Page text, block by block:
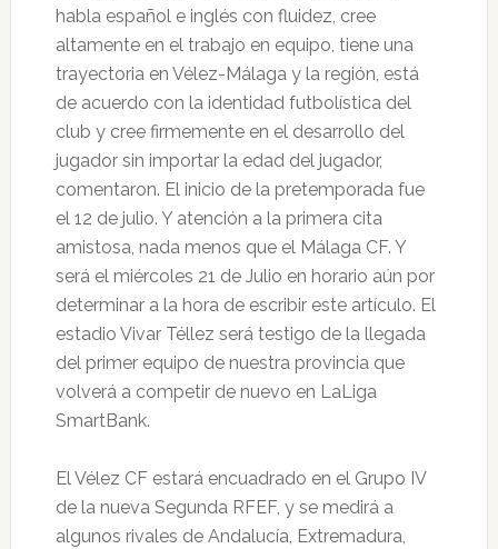
habla español e inglés con fluidez, cree
altamente en el trabajo en equipo, tiene una
trayectoria en Vélez-Málaga y la región, está
de acuerdo con la identidad futbolística del
club y cree firmemente en el desarrollo del
jugador sin importar la edad del jugador,
comentaron. El inicio de la pretemporada fue
el 12 de julio. Y atención a la primera cita
amistosa, nada menos que el Málaga CF. Y
será el miércoles 21 de Julio en horario aún por
determinar a la hora de escribir este artículo. El
estadio Vivar Téllez será testigo de la llegada
del primer equipo de nuestra provincia que
volverá a competir de nuevo en LaLiga
SmartBank.
El Vélez CF estará encuadrado en el Grupo IV
de la nueva Segunda RFEF, y se medirá a
algunos rivales de Andalucía, Extremadura,